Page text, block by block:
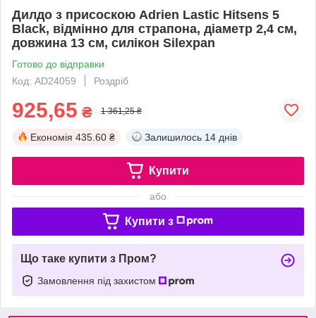
Дилдо з присоскою Adrien Lastic Hitsens 5
Black, відмінно для страпона, діаметр 2,4 см,
довжина 13 см, силікон Silexpan
Готово до відправки
Код: AD24059
Роздріб
925,65 ₴ 1 361,25 ₴
Економія 435.60 ₴ Залишилось 14 днів
Купити
або
Купити з
Що таке купити з Пром?
Замовлення під захистом